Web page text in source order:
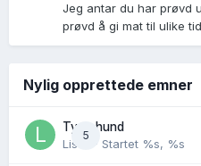
Jeg antar du har prøvd
prøvd å gi mat til ulike
Nylig opprettede emner
5
Tynn hund
Lisen
· Startet %s, %s